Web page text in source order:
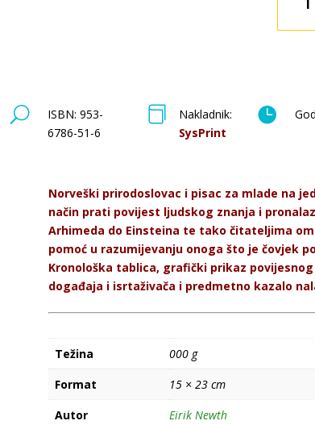
U
ISBN: 953-
6786-51-6

Nakladnik:
SysPrint

Norveški prirodoslovac i pisac za mlade na
način prati povijest ljudskog znanja i
Arhimeda do Einsteina te tako čitateljima
pomoć u razumijevanju onoga što je čovjek
Kronološka tablica, grafički prikaz
događaja i isrtaživača i predmetno kazalo
Težina
000 g
Format
15 × 23 cm
Autor
Eirik Newth